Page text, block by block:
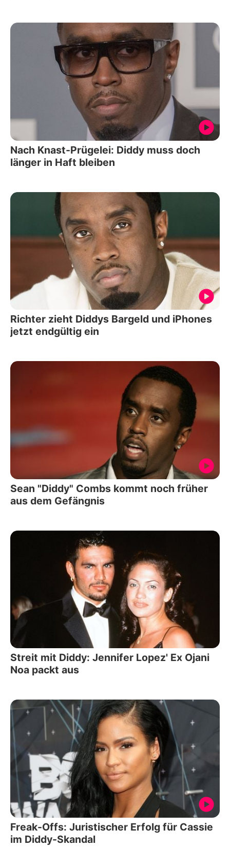
Nach Knast-Prügelei: Diddy muss doch
länger in Haft bleiben
Richter zieht Diddys Bargeld und iPhones
jetzt endgültig ein
Sean "Diddy" Combs kommt noch früher
aus dem Gefängnis
Streit mit Diddy: Jennifer Lopez' Ex Ojani
Noa packt aus
Freak-Offs: Juristischer Erfolg für Cassie
im Diddy-Skandal